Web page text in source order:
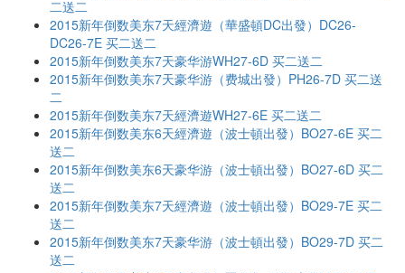
二送二
2015新年倒数美东7天經濟遊（華盛頓DC出發）DC26-
DC26-7E 买二送二
2015新年倒数美东7天豪华游WH27-6D 买二送二
2015新年倒数美东7天豪华游（费城出發）PH26-7D 买二送
二
2015新年倒数美东7天經濟遊WH27-6E 买二送二
2015新年倒数美东6天經濟遊（波士頓出發）BO27-6E 买二
送二
2015新年倒数美东6天豪华游（波士頓出發）BO27-6D 买二
送二
2015新年倒数美东7天經濟遊（波士頓出發）BO29-7E 买二
送二
2015新年倒数美东7天豪华游（波士頓出發）BO29-7D 买二
送二